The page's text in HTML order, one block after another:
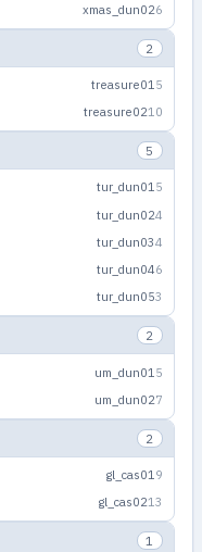
xmas_dun026
2
treasure015
treasure0210
5
tur_dun015
tur_dun024
tur_dun034
tur_dun046
tur_dun053
2
um_dun01 5
um_dun027
2
gl_cas019
gl_cas0213
1